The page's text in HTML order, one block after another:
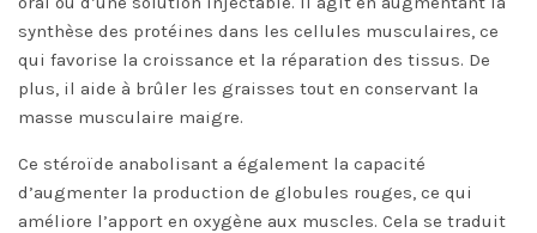
synthèse des protéines dans les cellules musculaires, ce
qui favorise la croissance et la réparation des tissus. De
plus, il aide à brûler les graisses tout en conservant la
masse musculaire maigre.
Ce stéroïde anabolisant a également la capacité
d’augmenter la production de globules rouges, ce qui
améliore l’apport en oxygène aux muscles. Cela se traduit